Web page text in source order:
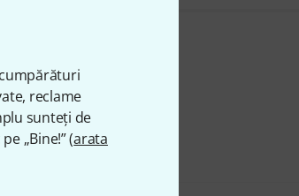
reclame
sunteți de
„Bine!” (arata